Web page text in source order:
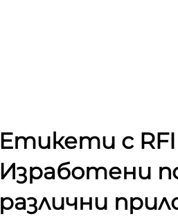
Етикети с
Изработени
различни